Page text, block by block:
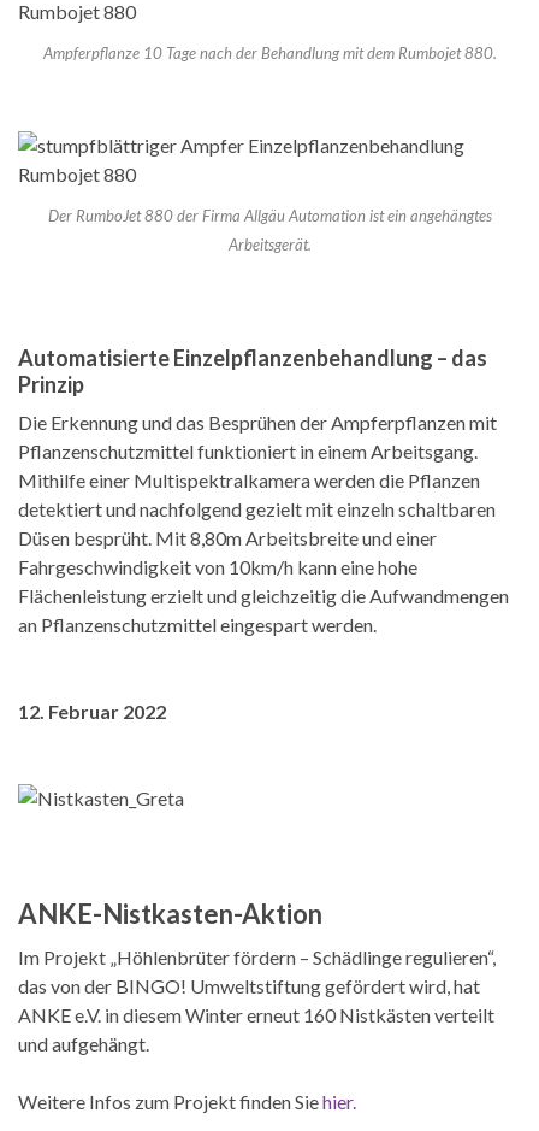
Ampferpflanze 10 Tage nach der Behandlung mit dem Rumbojet 880.
Der RumboJet 880 der Firma Allgäu Automation ist ein angehängtes
Arbeitsgerät.
Automatisierte Einzelpflanzenbehandlung – das
Prinzip
Die Erkennung und das Besprühen der Ampferpflanzen mit
Pflanzenschutzmittel funktioniert in einem Arbeitsgang.
Mithilfe einer Multispektralkamera werden die Pflanzen
detektiert und nachfolgend gezielt mit einzeln schaltbaren
Düsen besprüht. Mit 8,80m Arbeitsbreite und einer
Fahrgeschwindigkeit von 10km/h kann eine hohe
Flächenleistung erzielt und gleichzeitig die Aufwandmengen
an Pflanzenschutzmittel eingespart werden.
12. Februar 2022
ANKE-Nistkasten-Aktion
Im Projekt „Höhlenbrüter fördern – Schädlinge regulieren“,
das von der BINGO! Umweltstiftung gefördert wird, hat
ANKE e.V. in diesem Winter erneut 160 Nistkästen verteilt
und aufgehängt.
Weitere Infos zum Projekt finden Siehier.